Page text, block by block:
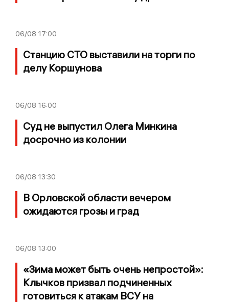
06/08 17:00
Станцию СТО выставили на торги по
делу Коршунова
06/08 16:00
Суд не выпустил Олега Минкина
досрочно из колонии
06/08 13:30
В Орловской области вечером
ожидаются грозы и град
06/08 13:00
«Зима может быть очень непростой»:
Клычков призвал подчиненных
готовиться к атакам ВСУ на